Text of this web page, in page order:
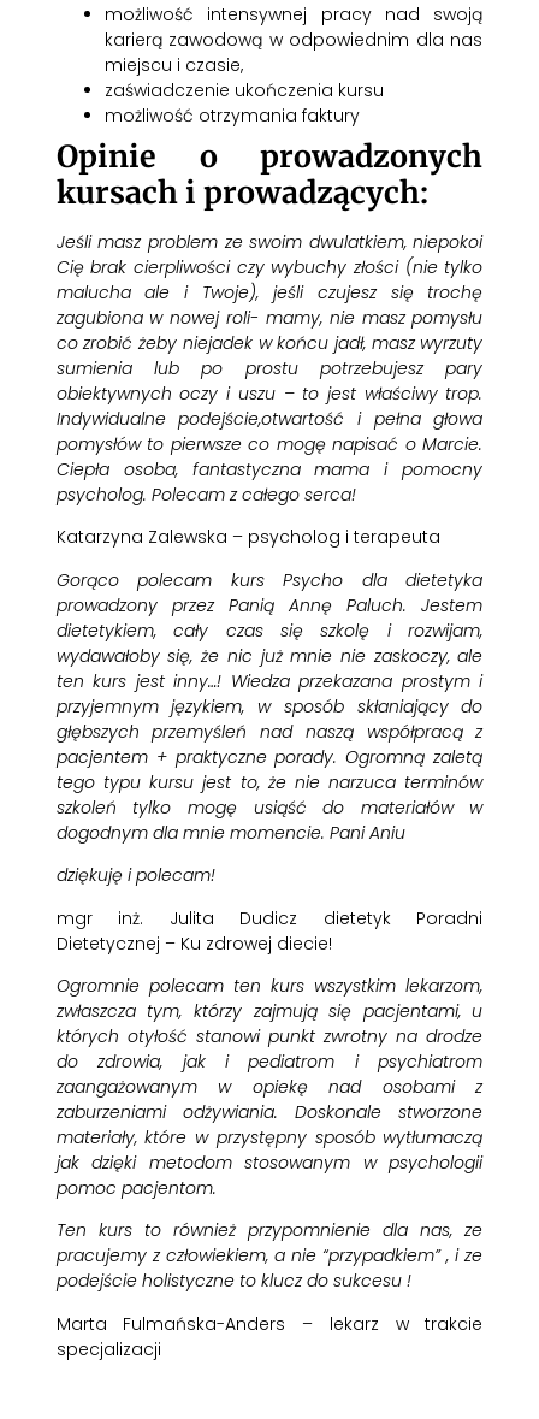
możliwość intensywnej pracy nad swoją
karierą zawodową w odpowiednim dla nas
miejscu i czasie,
zaświadczenie ukończenia kursu
możliwość otrzymania faktury
Opinie o prowadzonych
kursach i prowadzących:
Jeśli masz problem ze swoim dwulatkiem, niepokoi
Cię brak cierpliwości czy wybuchy złości (nie tylko
malucha ale i Twoje), jeśli czujesz się trochę
zagubiona w nowej roli- mamy, nie masz pomysłu
co zrobić żeby niejadek w końcu jadł, masz wyrzuty
sumienia lub po prostu potrzebujesz pary
obiektywnych oczy i uszu – to jest właściwy trop.
Indywidualne podejście,otwartość i pełna głowa
pomysłów to pierwsze co mogę napisać o Marcie.
Ciepła osoba, fantastyczna mama i pomocny
psycholog. Polecam z całego serca!
Katarzyna Zalewska – psycholog i terapeuta
Gorąco polecam kurs Psycho dla dietetyka
prowadzony przez Panią Annę Paluch. Jestem
dietetykiem, cały czas się szkolę i rozwijam,
wydawałoby się, że nic już mnie nie zaskoczy, ale
ten kurs jest inny…! Wiedza przekazana prostym i
przyjemnym językiem, w sposób skłaniający do
głębszych przemyśleń nad naszą współpracą z
pacjentem + praktyczne porady. Ogromną zaletą
tego typu kursu jest to, że nie narzuca terminów
szkoleń tylko mogę usiąść do materiałów w
dogodnym dla mnie momencie. Pani Aniu
dziękuję i polecam!
mgr inż. Julita Dudicz dietetyk Poradni
Dietetycznej – Ku zdrowej diecie!
Ogromnie polecam ten kurs wszystkim lekarzom,
zwłaszcza tym, którzy zajmują się pacjentami, u
których otyłość stanowi punkt zwrotny na drodze
do zdrowia, jak i pediatrom i psychiatrom
zaangażowanym w opiekę nad osobami z
zaburzeniami odżywiania. Doskonale stworzone
materiały, które w przystępny sposób wytłumaczą
jak dzięki metodom stosowanym w psychologii
pomoc pacjentom.
Ten kurs to również przypomnienie dla nas, ze
pracujemy z człowiekiem, a nie “przypadkiem” , i ze
podejście holistyczne to klucz do sukcesu !
Marta Fulmańska-Anders – lekarz w trakcie
specjalizacji